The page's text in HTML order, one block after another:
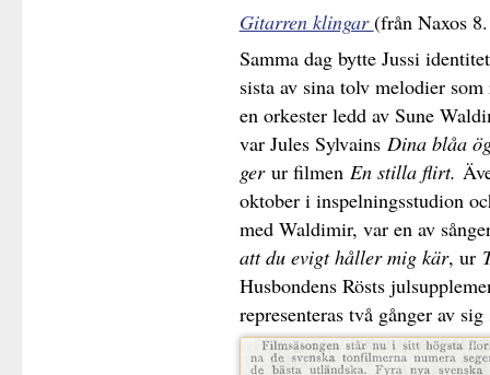
Gitarren klingar(från Naxos
Samma dag bytte Jussi
sista av sina tolv melodier
en orkester ledd av Sune
var Jules Sylvains Dina blåa
ger ur filmenEn stilla flirt.
oktober i inspelningsstudion
med Waldimir, var en av
att du evigt håller mig kär, ur
Husbondens Rösts
representeras två gånger av